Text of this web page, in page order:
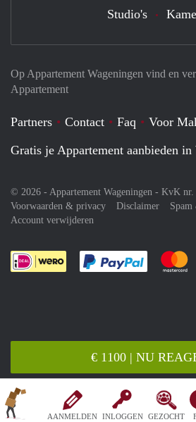
AANMELDEN INLOGGEN GEZOCHT
€ 1100 | NU
Op Appartement Wageningen vind en
Appartement
Partners Contact Faq
Voor
Gratis je Appartement aanbieden in
© 2026 - Appartement Wageningen - KvK nr.
Voorwaarden & privacy
Disclaimer
Spam
Account verwijderen
Je rekent
Studio's